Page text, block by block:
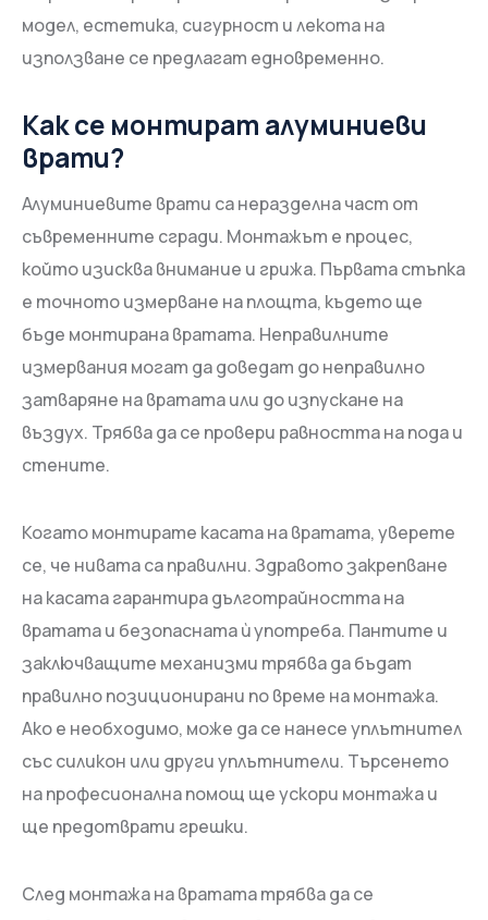
модел, естетика, сигурност и лекота на
използване се предлагат едновременно.
Как се монтират алуминиеви
врати?
Алуминиевите врати са неразделна част от
съвременните сгради. Монтажът е процес,
който изисква внимание и грижа. Първата стъпка
е точното измерване на площта, където ще
бъде монтирана вратата. Неправилните
измервания могат да доведат до неправилно
затваряне на вратата или до изпускане на
въздух. Трябва да се провери равността на пода и
стените.
Когато монтирате касата на вратата, уверете
се, че нивата са правилни. Здравото закрепване
на касата гарантира дълготрайността на
вратата и безопасната ѝ употреба. Пантите и
заключващите механизми трябва да бъдат
правилно позиционирани по време на монтажа.
Ако е необходимо, може да се нанесе уплътнител
със силикон или други уплътнители. Търсенето
на професионална помощ ще ускори монтажа и
ще предотврати грешки.
След монтажа на вратата трябва да се